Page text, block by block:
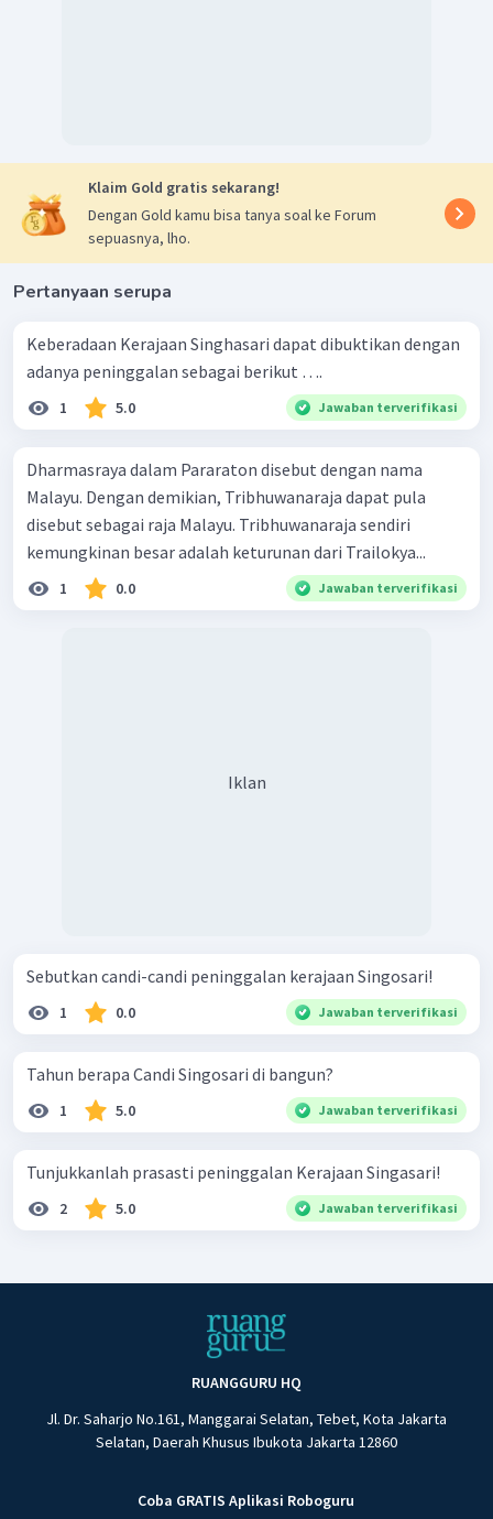
Klaim Gold gratis sekarang!
Dengan Gold kamu bisa tanya soal ke Forum
sepuasnya, lho.
Pertanyaan serupa
Keberadaan Kerajaan Singhasari dapat dibuktikan dengan
adanya peninggalan sebagai berikut ….
1 5.0 Jawaban terverifikasi
Dharmasraya dalam Pararaton disebut dengan nama
Malayu. Dengan demikian, Tribhuwanaraja dapat pula
disebut sebagai raja Malayu. Tribhuwanaraja sendiri
kemungkinan besar adalah keturunan dari Trailokya...
1 0.0 Jawaban terverifikasi
Iklan
Sebutkan candi-candi peninggalan kerajaan Singosari!
1 0.0 Jawaban terverifikasi
Tahun berapa Candi Singosari di bangun?
1 5.0 Jawaban terverifikasi
Tunjukkanlah prasasti peninggalan Kerajaan Singasari!
2 5.0 Jawaban terverifikasi
RUANGGURU HQ
Jl. Dr. Saharjo No.161, Manggarai Selatan, Tebet, Kota Jakarta
Selatan, Daerah Khusus Ibukota Jakarta 12860
Coba GRATIS Aplikasi Roboguru